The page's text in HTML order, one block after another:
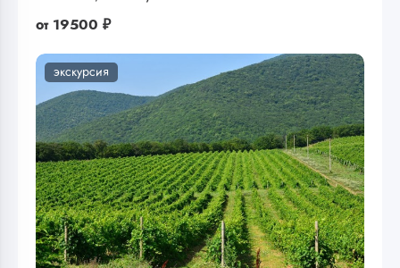
от 19500 ₽
экскурсия